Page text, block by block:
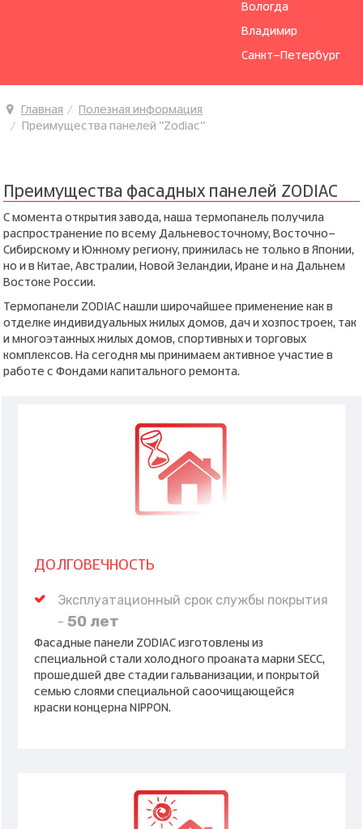
Вологда
Владимир
Санкт-Петербург
Главная
Полезная информация
Преимущества панелей "Zodiac"
Преимущества фасадных панелей ZODIAC
С момента открытия завода, наша термопанель получила
распространение по всему Дальневосточному, Восточно-
Сибирскому и Южному региону, прижилась не только в Японии,
но и в Китае, Австралии, Новой Зеландии, Иране и на Дальнем
Востоке России.
Термопанели ZODIAC нашли широчайшее применение как в
отделке индивидуальных жилых домов, дач и хозпостроек, так
и многоэтажных жилых домов, спортивных и торговых
комплексов. На сегодня мы принимаем активное участие в
работе с Фондами капитального ремонта.
ДОЛГОВЕЧНОСТЬ
Эксплуатационный срок службы покрытия
- 50 лет
Фасадные панели ZODIAC изготовлены из
специальной стали холодного проаката марки SECC,
прошедшей две стадии гальванизации, и покрытой
семью слоями специальной саоочищающейся
краски концерна NIPPON.